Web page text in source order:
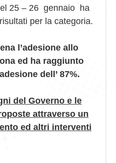
25 – 26 gennaio ha
per la categoria.
l’adesione allo
ed ha raggiunto
dell’ 87%.
del Governo e le
attraverso un
ed altri interventi